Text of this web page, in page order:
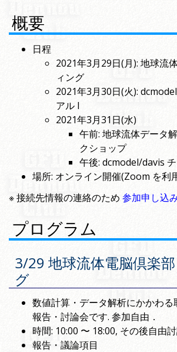
概要
日程
2021年3月29日(月): 地球流
ィング
2021年3月30日(火):
アル I
2021年3月31日(水)
午前: 地球流体データ
クショップ
午後: dcmodel/davis
場所: オンライン開催(Zoom を利
※ 接続先情報の連絡のため 参加申し込
プログラム
3/29 地球流体電脳倶楽
グ
数値計算・データ解析にかかわる
報告・討論会です. 参加自由．
時間: 10:00 〜 18:00, その後自由
報告・議論項目